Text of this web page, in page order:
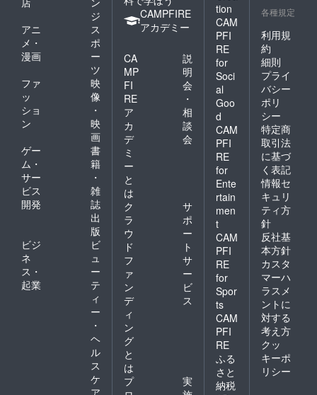
ジ
アニ
メ・
漫画
ス
ポ
ー
ツ
ファ
ッ
ショ
ン
映
像
・
映
画
ゲー
ム・
サー
ビス
開発
書
籍
・
雑
誌
出
版
ビジ
ネ
ス・
起業
ビ
ュ
ー
テ
ィ
ー
・
ヘ
ル
ス
ケ
CAMPFIRE
アカデミー
CA
MP
FI
RE
ア
カ
デ
ミ
ー
と
は
説
明
会
・
相
談
会
ク
ラ
ウ
ド
フ
ァ
ン
デ
ィ
ン
グ
と
は
サ
ポ
ー
ト
サ
ー
ビ
ス
プ
実
tion
CAM
PFI
RE
for
Soci
al
Goo
d
CAM
PFI
RE
for
Ente
rtain
men
t
CAM
PFI
RE
for
Spor
ts
CAM
PFI
RE
ふる
さと
納税
各種規定
利用規
約
細則
プライ
バシー
ポリ
シー
特定商
取引法
に基づ
く表記
情報セ
キュリ
ティ方
針
反社基
本方針
カスタ
マーハ
ラスメ
ントに
対する
考え方
クッ
キーポ
リシー